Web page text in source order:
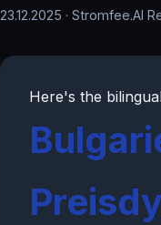
23.12.2025 · Stromfee.AI
Here's the